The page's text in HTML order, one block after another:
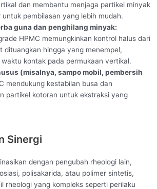
dan membantu menjaga partikel minyak
pembilasan yang lebih mudah.
guna dan penghilang minyak:
HPMC memungkinkan kontrol halus dari
dituangkan hingga yang menempel,
kontak pada permukaan vertikal.
(misalnya, sampo mobil, pembersih
mendukung kestabilan busa dan
partikel kotoran untuk ekstraksi yang
Sinergi
dengan pengubah rheologi lain,
polisakarida, atau polimer sintetis,
rheologi yang kompleks seperti perilaku